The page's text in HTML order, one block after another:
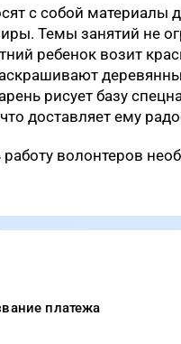
с собой материалы
Темы занятий не
ребенок возит
рисует базу
доставляет ему
волонтеров
платежа